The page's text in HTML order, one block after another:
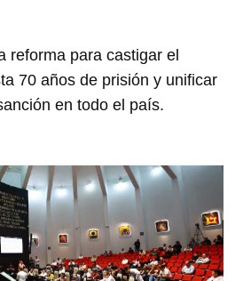
reforma para castigar el
70 años de prisión y unificar
en todo el país.